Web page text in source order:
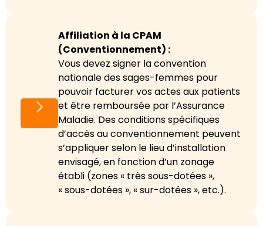
Affiliation à la CPAM
(Conventionnement) :
Vous devez signer la convention
nationale des sages-femmes pour
pouvoir facturer vos actes aux patients
et être remboursée par l’Assurance
Maladie. Des conditions spécifiques
d’accès au conventionnement peuvent
s’appliquer selon le lieu d’installation
envisagé, en fonction d’un zonage
établi (zones « très sous-dotées »,
« sous-dotées », « sur-dotées », etc.).